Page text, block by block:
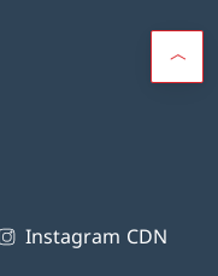
Instagram CDN